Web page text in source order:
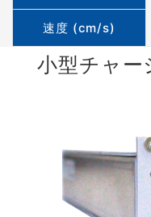
速度 (cm/s)
小型チャ